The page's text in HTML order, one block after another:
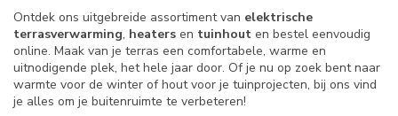
Ontdek ons uitgebreide assortiment van elektrische
terrasverwarming, heaters en tuinhout en bestel eenvoudig
online. Maak van je terras een comfortabele, warme en
uitnodigende plek, het hele jaar door. Of je nu op zoek bent naar
warmte voor de winter of hout voor je tuinprojecten, bij ons vind
je alles om je buitenruimte te verbeteren!